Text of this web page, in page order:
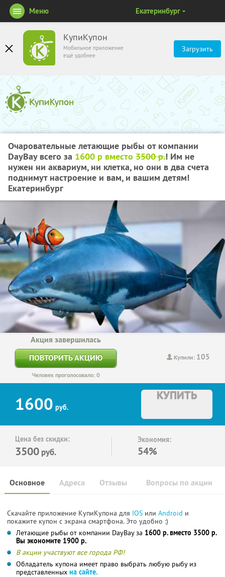
КупиКупон
Мобильное приложение
ещё удобнее
Загрузить
Меню Екатеринбург
Очаровательные летающие рыбы от компании
DayBay всего за 1600 р вместо 3500 р.! Им не
нужен ни аквариум, ни клетка, но они в два счета
поднимут настроение и вам, и вашим детям!
Екатеринбург
Купили: 105
Акция завершилась
ПОВТОРИТЬ АКЦИЮ
Человек проголосовало: 0
1600 руб.
КУПИТЬ
Цена без скидки:
3500 руб.
Экономия:
54%
Основное Отзывы Вопросы по акции
Адреса
Скачайте приложение КупиКупона для IOS или Android и
покажите купон с экрана смартфона. Это удобно :)
Летающие рыбы от компании DayBay за 1600 р. вместо 3500 р.
Вы экономите 1900 р.
В акции участвуют все города РФ!
Обладатель купона имеет право выбрать любую рыбу из
представленных на сайте.